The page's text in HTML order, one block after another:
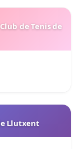
de Tenis de
Llutxent